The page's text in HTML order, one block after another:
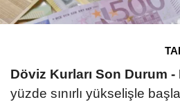
Döviz Kurları Son Durum -
yüzde sınırlı yükselişle